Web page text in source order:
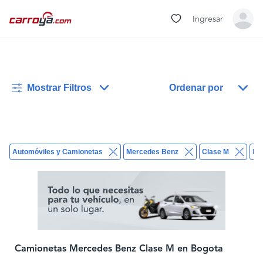
Ingresar
Mostrar Filtros Ordenar por
Automóviles y Camionetas Mercedes Benz Clase M
Camionetas Mercedes Benz Clase M en Bogota